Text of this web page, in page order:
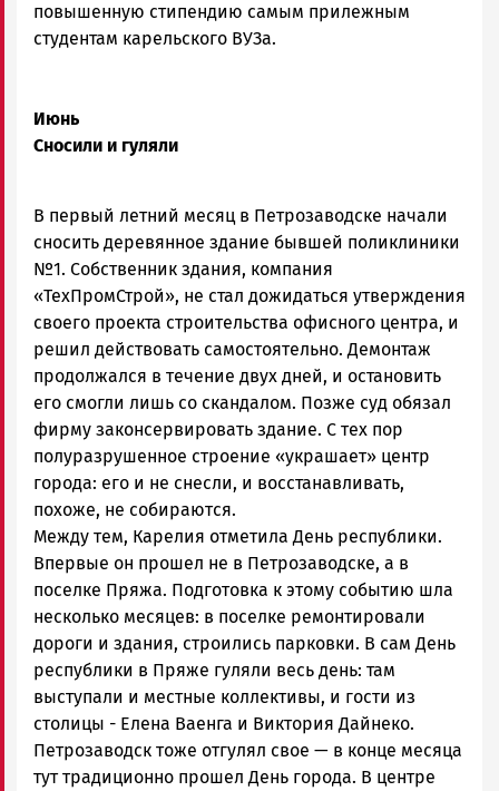
повышенную стипендию самым прилежным
студентам карельского ВУЗа.
Июнь
Сносили и гуляли
В первый летний месяц в Петрозаводске начали
сносить деревянное здание бывшей поликлиники
№1. Собственник здания, компания
«ТехПромСтрой», не стал дожидаться утверждения
своего проекта строительства офисного центра, и
решил действовать самостоятельно. Демонтаж
продолжался в течение двух дней, и остановить
его смогли лишь со скандалом. Позже суд обязал
фирму законсервировать здание. С тех пор
полуразрушенное строение «украшает» центр
города: его и не снесли, и восстанавливать,
похоже, не собираются.
Между тем, Карелия отметила День республики.
Впервые он прошел не в Петрозаводске, а в
поселке Пряжа. Подготовка к этому событию шла
несколько месяцев: в поселке ремонтировали
дороги и здания, строились парковки. В сам День
республики в Пряже гуляли весь день: там
выступали и местные коллективы, и гости из
столицы - Елена Ваенга и Виктория Дайнеко.
Петрозаводск тоже отгулял свое — в конце месяца
тут традиционно прошел День города. В центре